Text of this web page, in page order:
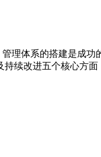
理体系的搭建是成
续改进五个核心方